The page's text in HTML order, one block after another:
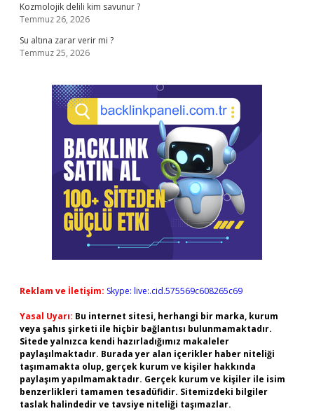
Kozmolojik delili kim savunur ?
Temmuz 26, 2026
Su altına zarar verir mi ?
Temmuz 25, 2026
Reklam ve İletişim: Skype: live:.cid.575569c608265c69
Yasal Uyarı: Bu internet sitesi, herhangi bir marka, kurum
veya şahıs şirketi ile hiçbir bağlantısı bulunmamaktadır.
Sitede yalnızca kendi hazırladığımız makaleler
paylaşılmaktadır. Burada yer alan içerikler haber niteliği
taşımamakta olup, gerçek kurum ve kişiler hakkında
paylaşım yapılmamaktadır. Gerçek kurum ve kişiler ile isim
benzerlikleri tamamen tesadüfidir. Sitemizdeki bilgiler
taslak halindedir ve tavsiye niteliği taşımazlar.